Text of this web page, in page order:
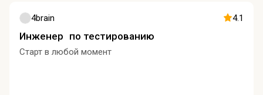
4brain 4.1
Инженер по тестированию
Старт в любой момент